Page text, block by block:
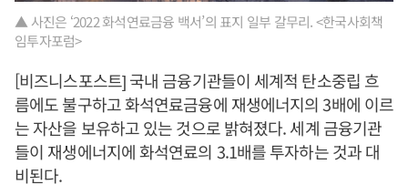
▲ 사진은 ‘2022 화석연료금융 백서’의 표지 일부 갈무리. <한국사회책
임투자포럼>
[비즈니스포스트] 국내 금융기관들이 세계적 탄소중립 흐
름에도 불구하고 화석연료금융에 재생에너지의 3배에 이르
는 자산을 보유하고 있는 것으로 밝혀졌다. 세계 금융기관
들이 재생에너지에 화석연료의 3.1배를 투자하는 것과 대
비된다.